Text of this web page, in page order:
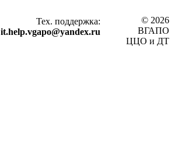
Тех. поддержка:
it.help.vgapo@yandex.ru
© 2026
ВГАПО
ЦЦО и ДТ